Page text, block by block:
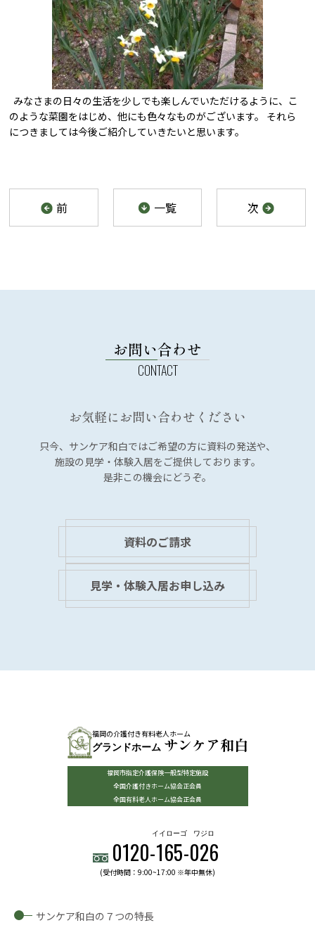
みなさまの日々の生活を少しでも楽しんでいただけるように、こ
のような菜園をはじめ、他にも色々なものがございます。 それら
につきましては今後ご紹介していきたいと思います。
前 一覧 次
お問い合わせ
お気軽にお問い合わせください
只今、サンケア和白ではご希望の方に資料の発送や、
施設の見学・体験入居をご提供しております。
是非この機会にどうぞ。
資料のご請求
見学・体験入居お申し込み
福岡の介護付き有料老人ホーム
グランドホーム サンケア和白
福岡市指定介護保険一般型特定施設
全国介護付きホーム協会正会員
全国有料老人ホーム協会正会員
0120-165
イイローゴ
-026
ワジロ
(受付時間：9:00~17:00 ※年中無休)
サンケア和白の７つの特長